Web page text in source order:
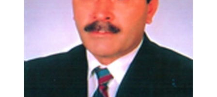
T: +90 212 748 45 86
Fax : +90 212 748 45 87
Mail:sertplas@sertplas.com.tr
Adres: Büyükkılıçlı Köyü Silivri
Web Site: www.sertplas.com.tr